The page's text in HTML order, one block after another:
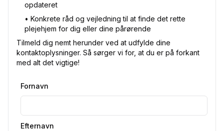
opdateret
•⁠ Konkrete råd og vejledning til at finde det rette
plejehjem for dig eller dine pårørende
Tilmeld dig nemt herunder ved at udfylde dine
kontaktoplysninger. Så sørger vi for, at du er på forkant
med alt det vigtige!
Fornavn
Efternavn